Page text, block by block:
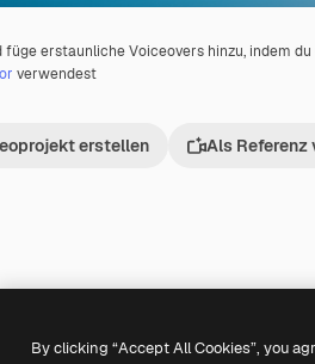
füge erstaunliche Voiceovers hinzu, indem du
verwendest
erstellen Als Referenz
By clicking “Accept All Cookies”, you